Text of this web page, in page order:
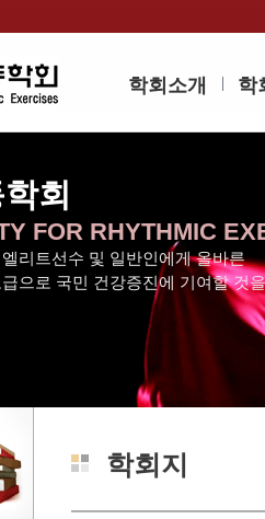
학회소개 학
회
FOR RHYTHMIC
리트선수 및 일반인에게 올바른
으로 국민 건강증진에 기여할 것
학회지